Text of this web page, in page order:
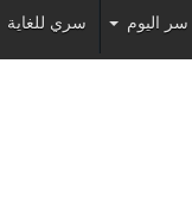
سر اليوم سري للغاية